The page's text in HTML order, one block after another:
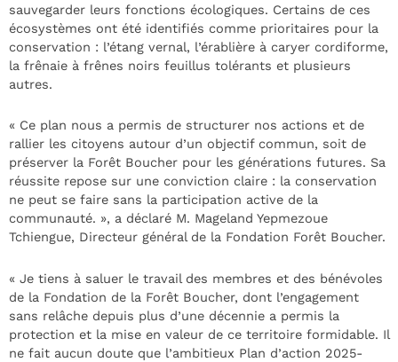
sauvegarder leurs fonctions écologiques. Certains de ces
écosystèmes ont été identifiés comme prioritaires pour la
conservation : l’étang vernal, l’érablière à caryer cordiforme,
la frênaie à frênes noirs feuillus tolérants et plusieurs
autres.
« Ce plan nous a permis de structurer nos actions et de
rallier les citoyens autour d’un objectif commun, soit de
préserver la Forêt Boucher pour les générations futures. Sa
réussite repose sur une conviction claire : la conservation
ne peut se faire sans la participation active de la
communauté. », a déclaré M. Mageland Yepmezoue
Tchiengue, Directeur général de la Fondation Forêt Boucher.
« Je tiens à saluer le travail des membres et des bénévoles
de la Fondation de la Forêt Boucher, dont l’engagement
sans relâche depuis plus d’une décennie a permis la
protection et la mise en valeur de ce territoire formidable. Il
ne fait aucun doute que l’ambitieux Plan d’action 2025-